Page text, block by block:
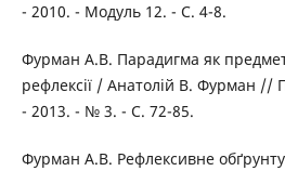
- 2010. - Модуль 12. - C. 4-8.
Фурман A.B. Парадигма як
рефлексії / Анатолій В. Фурман //
- 2013. - № 3. - C. 72-85.
Фурман A.B. Рефлексивне